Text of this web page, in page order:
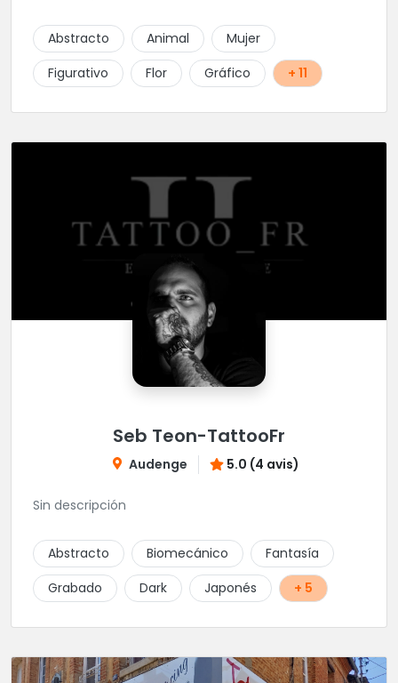
Abstracto Animal
Mujer
Figurativo
Flor Gráfico + 11
Seb Teon-TattooFr
Audenge 5.0 (4 avis)
Sin descripción
Abstracto Biomecánico
Fantasía
Grabado
Dark Japonés + 5